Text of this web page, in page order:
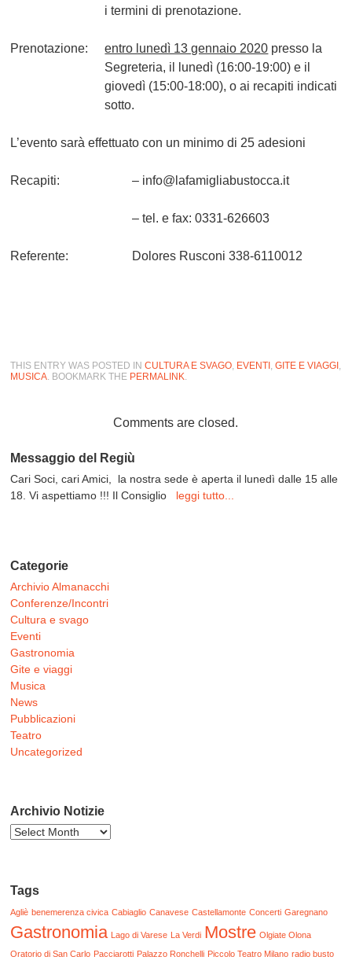
i termini di prenotazione.
Prenotazione: entro lunedì 13 gennaio 2020 presso la
Segreteria, il lunedì (16:00-19:00) e il
giovedì (15:00-18:00), o ai recapiti indicati
sotto.
L’evento sarà effettuato con un minimo di 25 adesioni
Recapiti: – info@lafamigliabustocca.it
– tel. e fax: 0331-626603
Referente: Dolores Rusconi 338-6110012
THIS ENTRY WAS POSTED INCULTURA E SVAGO, EVENTI ,GITE E VIAGGI ,
MUSICA. BOOKMARK THE PERMALINK.
Comments are closed.
Messaggio del Regiù
Cari Soci, cari Amici, la nostra sede è aperta il lunedì dalle 15 alle
18. Vi aspettiamo !!! Il Consiglio leggi tutto...
Categorie
Archivio Almanacchi
Conferenze/Incontri
Cultura e svago
Eventi
Gastronomia
Gite e viaggi
Musica
News
Pubblicazioni
Teatro
Uncategorized
Archivio Notizie
Archivio
Tags
Agliè benemerenza civica Cabiaglio Canavese Castellamonte Concerti Garegnano
Gastronomia Lago di Varese La Verdi Mostre Olgiate Olona
Oratorio di San Carlo Pacciarotti Palazzo Ronchelli Piccolo Teatro Milano radio busto